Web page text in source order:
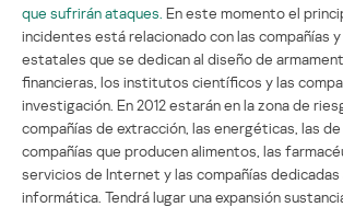
que sufrirán ataques. En este momento el
incidentes está relacionado con las compañías
estatales que se dedican al diseño de
financieras, los institutos científicos y las
investigación. En 2012 estarán en la zona de
compañías de extracción, las energéticas, las
compañías que producen alimentos, las
servicios de Internet y las compañías dedicadas
informática. Tendrá lugar una expansión